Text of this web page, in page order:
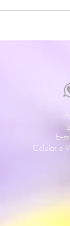
Celular e